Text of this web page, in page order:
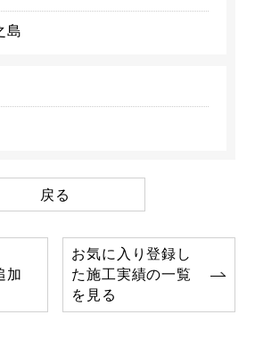
島
戻る
加
お気に入り登録し
た施工実績の一覧
を見る